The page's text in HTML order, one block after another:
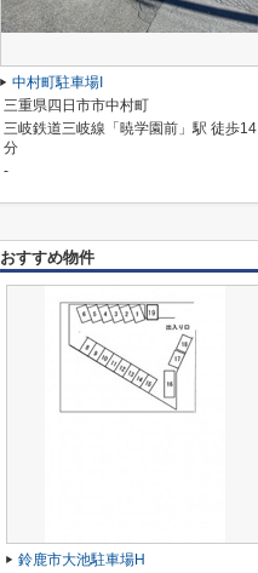
中村町駐車場I
三重県四日市市中村町
三岐鉄道三岐線「暁学園前」駅 徒歩14
分
-
おすすめ物件
鈴鹿市大池駐車場H